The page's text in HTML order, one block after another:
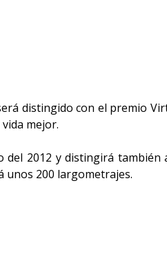
distingido con el premio
mejor.
2012 y distingirá
unos 200 largometrajes.